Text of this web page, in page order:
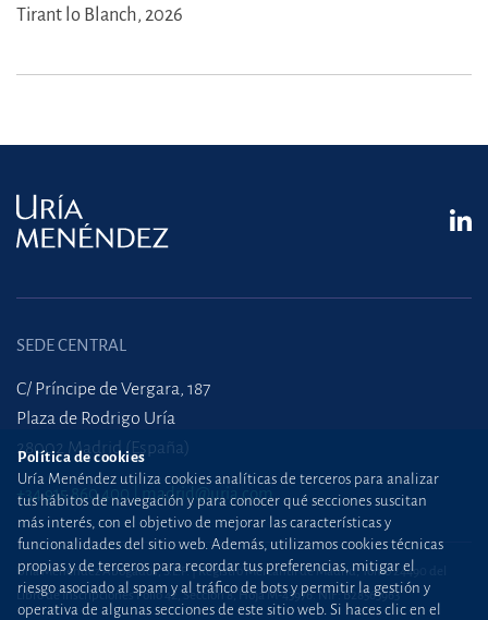
Tirant lo Blanch, 2026
SEDE CENTRAL
C/ Príncipe de Vergara, 187
Plaza de Rodrigo Uría
28002 Madrid (España)
+34 915 860 400 madrid@uria.com
Uría Menéndez Abogados, S.L.P. | Registro Mercantil de Madrid, Tomo 24490 del
Libro de Inscripciones Folio 42, Sección 8, Hoja M-43976. NIF: B28563963
Política de cookies
Uría Menéndez utiliza cookies analíticas de terceros para analizar
tus hábitos de navegación y para conocer qué secciones suscitan
más interés, con el objetivo de mejorar las características y
funcionalidades del sitio web. Además, utilizamos cookies técnicas
propias y de terceros para recordar tus preferencias, mitigar el
riesgo asociado al spam y al tráfico de bots y permitir la gestión y
operativa de algunas secciones de este sitio web. Si haces clic en el